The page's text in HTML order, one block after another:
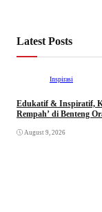
Latest Posts
Inspirasi
Edukatif & Inspiratif,
Rempah’ di Benteng
August 9, 2026